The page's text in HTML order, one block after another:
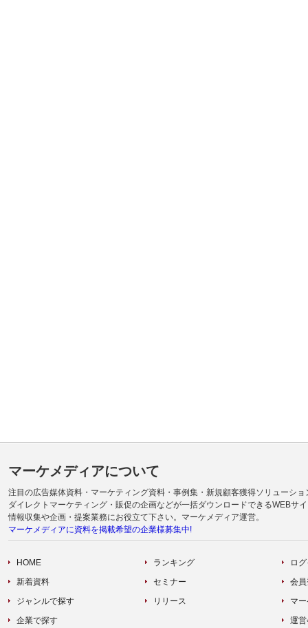
マーケメディアについて
注目の広告媒体資料・マーケティング資料・事例集・新規顧客獲得ソリューショ
ダイレクトマーケティング・販促の企画などが一括ダウンロードできるWEBサ
情報収集や企画・提案業務にお役立て下さい。マーケメディア運営。
マーケメディアに資料を掲載希望の企業様募集中!
HOME
新着資料
ジャンルで探す
企業で探す
ランキング
セミナー
リリース
ロ
会
マ
運